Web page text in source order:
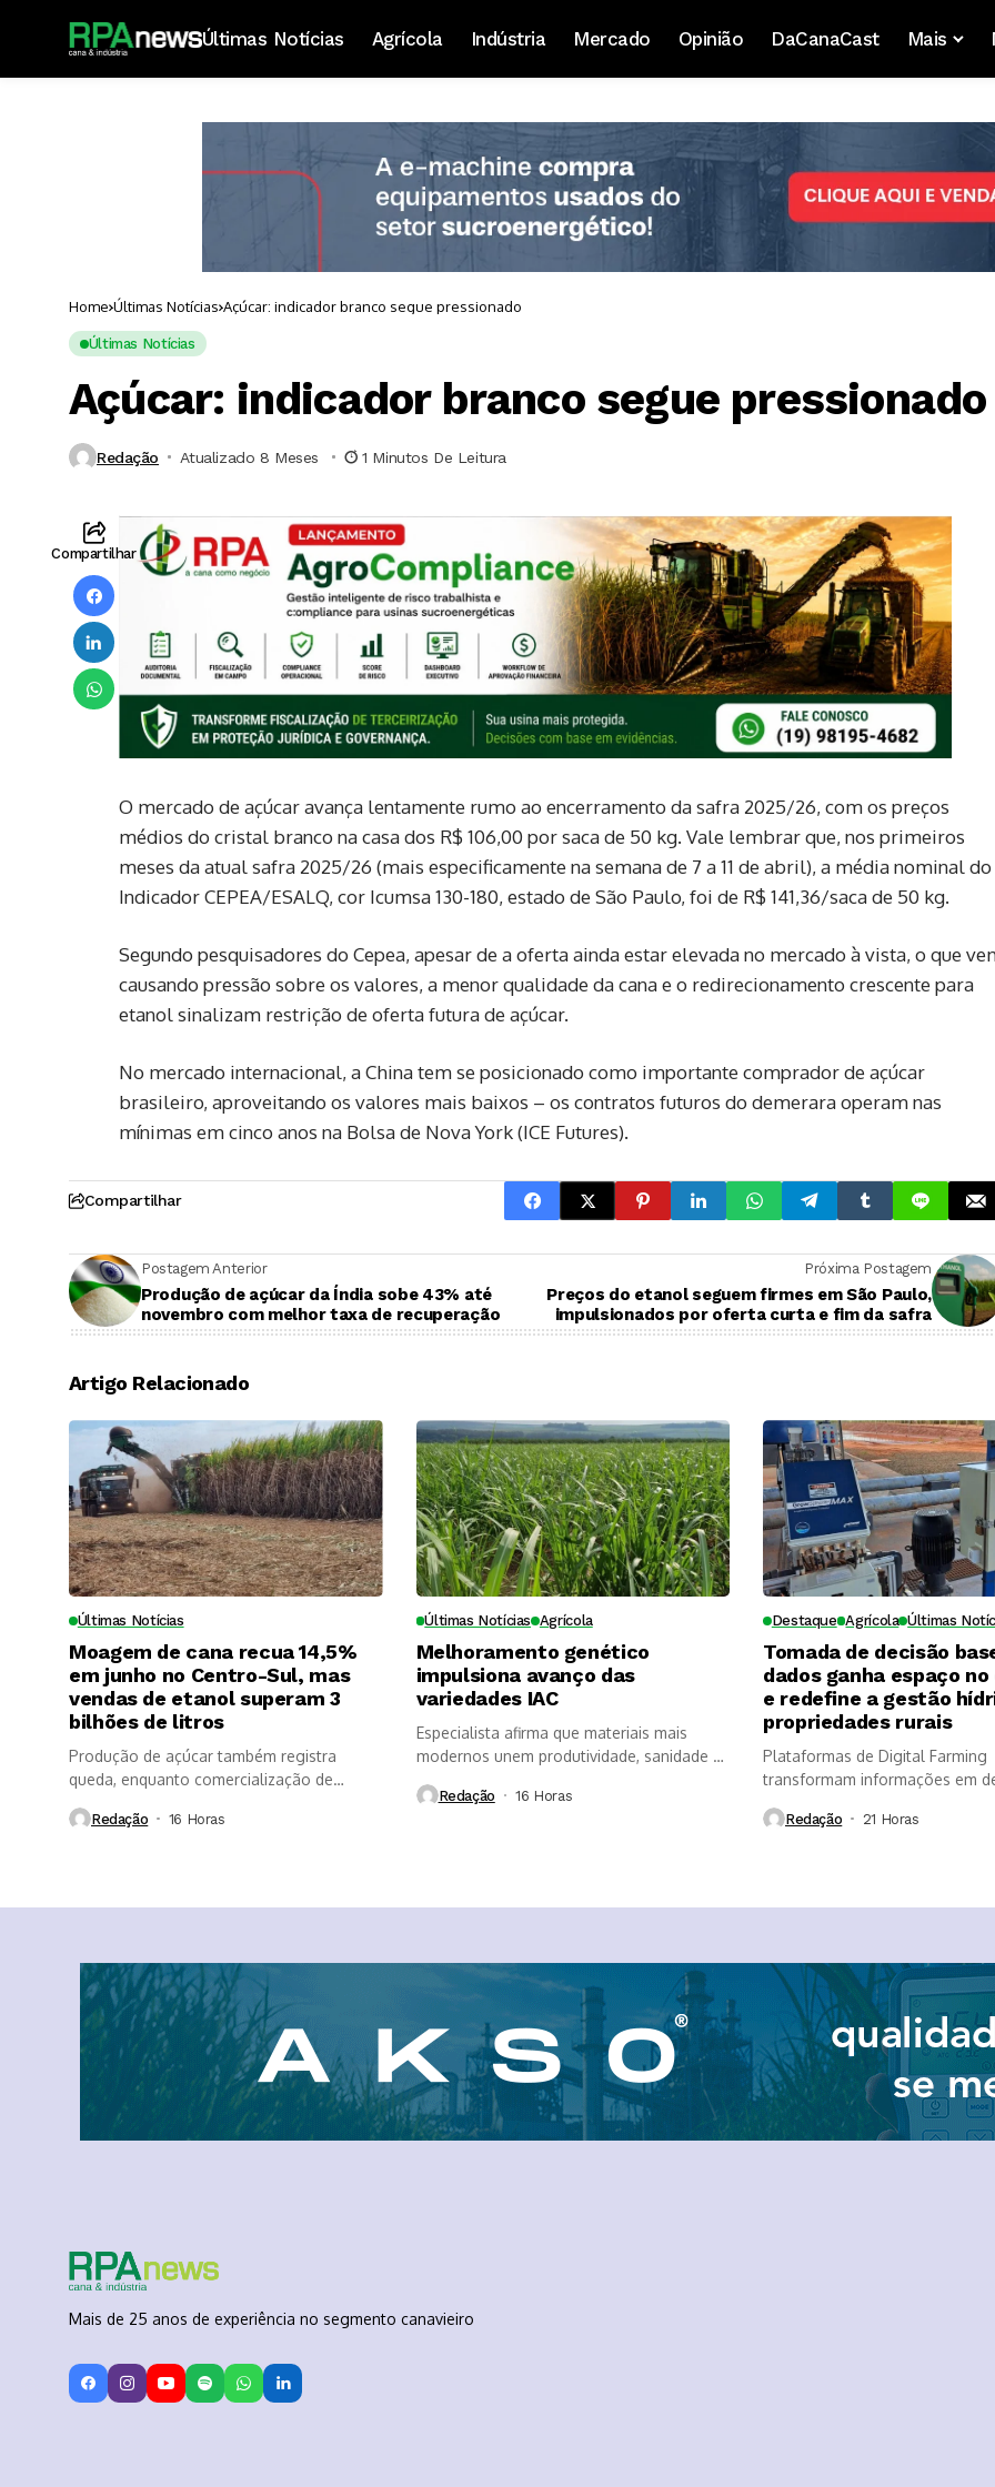
Últimas Notícias Agrícola Indústria Mercado Opinião DaCanaCast Mais
Home Últimas Notícias Açúcar: indicador branco segue pressionado
Últimas Notícias
Açúcar: indicador branco segue pressionado
Redação Atualizado 8 Meses ⁮ 1 Minutos De Leitura
Compartilhar
O mercado de açúcar avança lentamente rumo ao encerramento da safra 2025/26, com os preços
médios do cristal branco na casa dos R$ 106,00 por saca de 50 kg. Vale lembrar que, nos primeiros
meses da atual safra 2025/26 (mais especificamente na semana de 7 a 11 de abril), a média nominal do
Indicador CEPEA/ESALQ, cor Icumsa 130-180, estado de São Paulo, foi de R$ 141,36/saca de 50 kg.
Segundo pesquisadores do Cepea, apesar de a oferta ainda estar elevada no mercado à vista, o que
causando pressão sobre os valores, a menor qualidade da cana e o redirecionamento crescente para
etanol sinalizam restrição de oferta futura de açúcar.
No mercado internacional, a China tem se posicionado como importante comprador de açúcar
brasileiro, aproveitando os valores mais baixos – os contratos futuros do demerara operam nas
mínimas em cinco anos na Bolsa de Nova York (ICE Futures).
Compartilhar
Postagem Anterior
Produção de açúcar da Índia sobe 43% até
novembro com melhor taxa de recuperação
Próxima Postagem
Preços do etanol seguem firmes em São Paulo,
impulsionados por oferta curta e fim da safra
Artigo Relacionado
Últimas Notícias
Moagem de cana recua 14,5%
em junho no Centro-Sul, mas
vendas de etanol superam 3
bilhões de litros
Produção de açúcar também registra
queda, enquanto comercialização de
Redação 16 Horas ⁮
Últimas Notícias Agrícola
Melhoramento genético
impulsiona avanço das
variedades IAC
Especialista afirma que materiais mais
modernos unem produtividade, sanidade e
Redação 16 Horas ⁮
Destaque Agrícola Últimas
Tomada de decisão
dados ganha espaço
e redefine a gestão
propriedades rurais
Plataformas de Digital Farming
transformam informações em
Redação 21 Horas ⁮
Mais de 25 anos de experiência no segmento canavieiro